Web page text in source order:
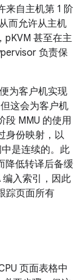
来自主机第 1 阶
而允许从主机
pKVM 甚至在主
负责保
为客户机实现
这会为客户机
段 MMU 的使用
身份映射，以
是连续的。此
降低转译后备缓
编入索引，因此
踪页面所有
页面表格中